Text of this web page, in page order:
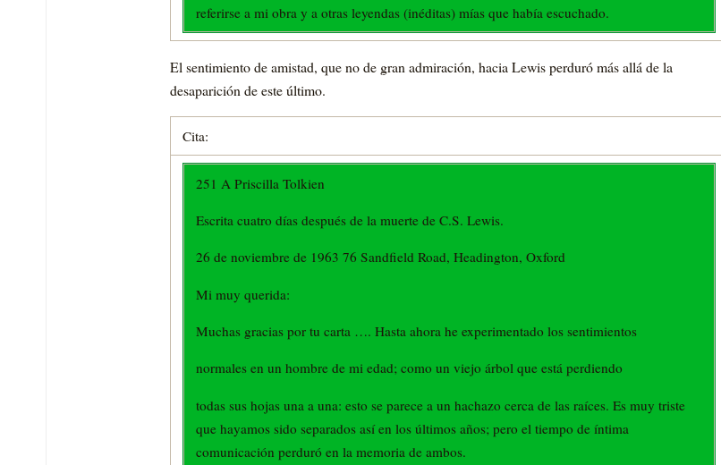
referirse a mi obra y a otras leyendas (inéditas) mías que había escuchado.
El sentimiento de amistad, que no de gran admiración, hacia Lewis perduró más allá de la
desaparición de este último.
Cita:
251 A Priscilla Tolkien
Escrita cuatro días después de la muerte de C.S. Lewis.
26 de noviembre de 1963 76 Sandfield Road, Headington, Oxford
Mi muy querida:
Muchas gracias por tu carta …. Hasta ahora he experimentado los sentimientos
normales en un hombre de mi edad; como un viejo árbol que está perdiendo
todas sus hojas una a una: esto se parece a un hachazo cerca de las raíces. Es muy triste
que hayamos sido separados así en los últimos años; pero el tiempo de íntima
comunicación perduró en la memoria de ambos.